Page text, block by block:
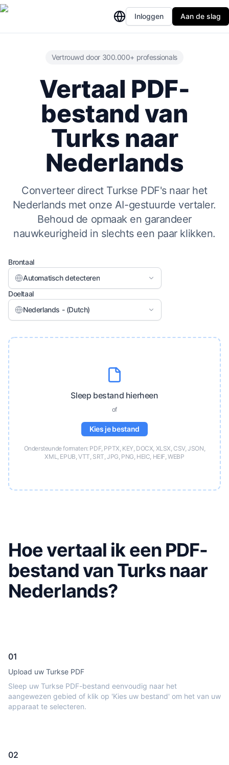
Inloggen Aan de slag
Vertrouwd door 300.000+ professionals
Vertaal PDF-
bestand van
Turks naar
Nederlands
Converteer direct Turkse PDF's naar het
Nederlands met onze AI-gestuurde vertaler.
Behoud de opmaak en garandeer
nauwkeurigheid in slechts een paar klikken.
Brontaal
Automatisch detecteren
Doeltaal
Nederlands - (Dutch)
Sleep bestand hierheen
of
Kies je bestand
Ondersteunde formaten: PDF, PPTX, KEY, DOCX, XLSX, CSV, JSON,
XML, EPUB, VTT, SRT, JPG, PNG, HEIC, HEIF, WEBP
Hoe vertaal ik een PDF-
bestand van Turks naar
Nederlands?
01
Upload uw Turkse PDF
Sleep uw Turkse PDF-bestand eenvoudig naar het
aangewezen gebied of klik op 'Kies uw bestand' om het van uw
apparaat te selecteren.
02